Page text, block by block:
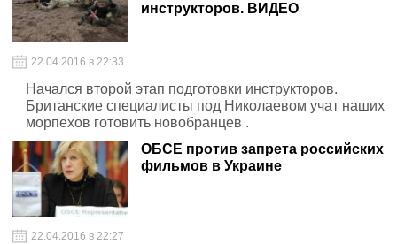
инструкторов. ВИДЕО
22.04.2016 в 22:33
Начался второй этап подготовки инструкторов.
Британские специалисты под Николаевом учат наших
морпехов готовить новобранцев .
ОБСЕ против запрета российских
фильмов в Украине
22.04.2016 в 22:27